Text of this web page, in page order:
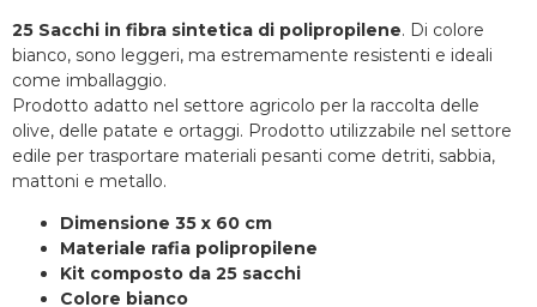
25 Sacchi in fibra sintetica di polipropilene. Di colore
bianco, sono leggeri, ma estremamente resistenti e ideali
come imballaggio.
Prodotto adatto nel settore agricolo per la raccolta delle
olive, delle patate e ortaggi. Prodotto utilizzabile nel settore
edile per trasportare materiali pesanti come detriti, sabbia,
mattoni e metallo.
Dimensione 35 x 60 cm
Materiale rafia polipropilene
Kit composto da 25 sacchi
Colore bianco